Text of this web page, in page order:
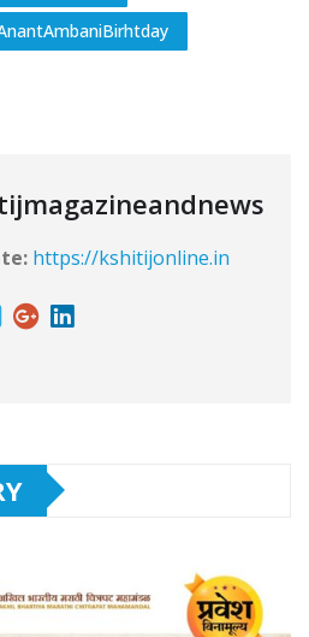
https://kshitijonline.in